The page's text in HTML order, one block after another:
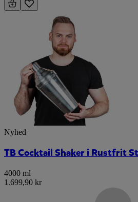
Nyhed
TB Cocktail Shaker i Rustfrit
4000 ml
1.699,90 kr